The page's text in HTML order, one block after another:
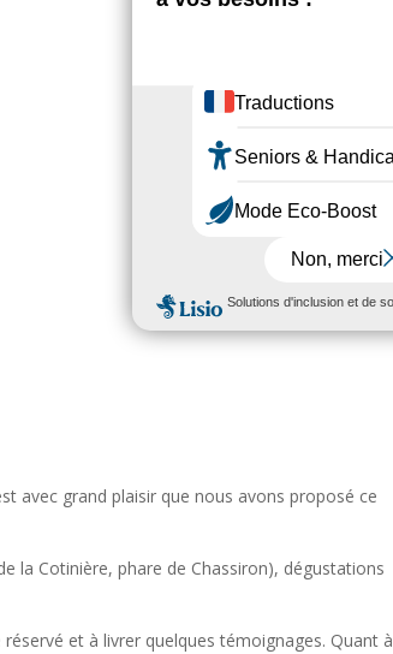
avec grand plaisir que nous avons proposé ce
la Cotinière, phare de Chassiron), dégustations
et à livrer quelques témoignages. Quant à